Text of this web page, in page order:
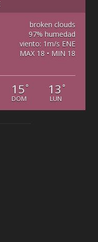
broken clouds
97% humedad
viento: 1m/s ENE
MAX 18 • MIN 18
15°
DOM
13 °
LUN